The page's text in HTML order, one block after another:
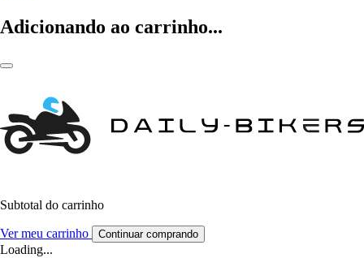
Adicionando ao carrinho...
Subtotal do carrinho
Ver meu carrinho Continuar comprando
Loading...